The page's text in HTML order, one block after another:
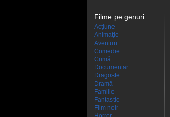
Filme pe genuri
Acţiune
Animaţie
Aventuri
Comedie
Crimă
Documentar
Dragoste
Dramă
Familie
Fantastic
Film noir